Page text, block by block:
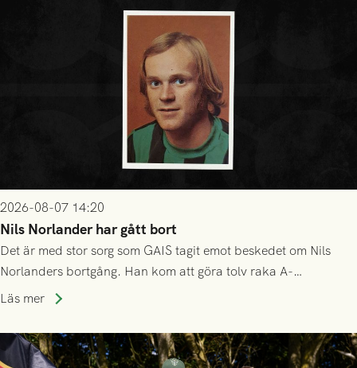
2026-08-07 14:20
Nils Norlander har gått bort
Det är med stor sorg som GAIS tagit emot beskedet om Nils
Norlanders bortgång. Han kom att göra tolv raka A-
lagssäsonger i Grönsvart och är en av få spelare som i GAIS
Läs mer